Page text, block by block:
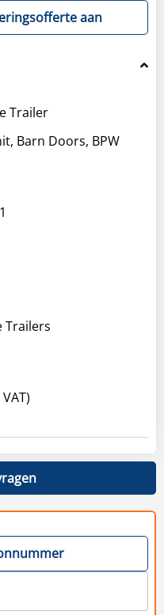
aan
Trailer
Barn Doors, BPW
Trailers